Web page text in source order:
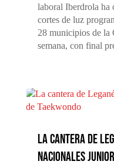
laboral Iberdrola ha
cortes de luz
28 municipios de la
semana, con final
La cantera de
Nacionales